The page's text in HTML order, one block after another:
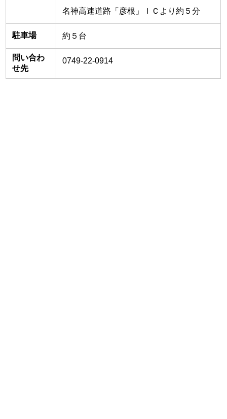
名神高速道路「彦根」ＩＣより約５分
駐車場 約５台
問い合わ
せ先
0749-22-0914